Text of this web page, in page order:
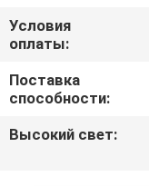
КАРТА
САЙТА
PRIVACY
Условия
оплаты:
Поставка
способности:
Высокий свет: